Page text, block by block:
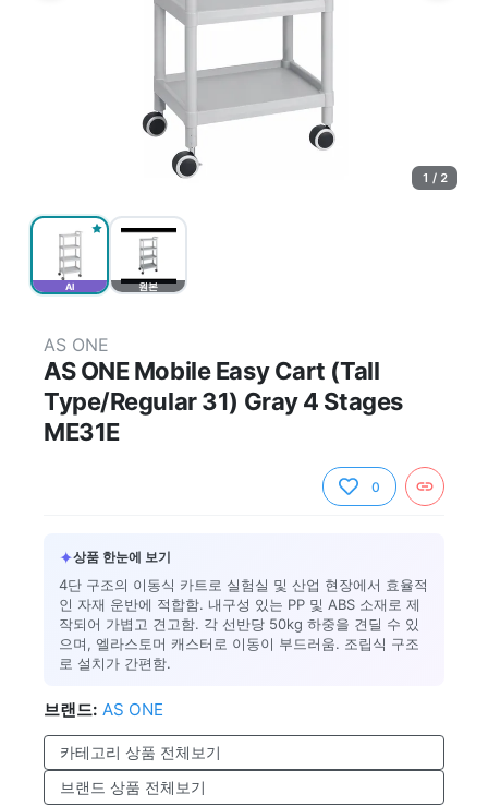
AI 원본
1 / 2
AS ONE
AS ONE Mobile Easy Cart (Tall
Type/Regular 31) Gray 4 Stages
ME31E
0
✦상품 한눈에 보기
4단 구조의 이동식 카트로 실험실 및 산업 현장에서 효율적
인 자재 운반에 적합함. 내구성 있는 PP 및 ABS 소재로 제
작되어 가볍고 견고함. 각 선반당 50kg 하중을 견딜 수 있
으며, 엘라스토머 캐스터로 이동이 부드러움. 조립식 구조
로 설치가 간편함.
브랜드: AS ONE
카테고리 상품 전체보기
브랜드 상품 전체보기